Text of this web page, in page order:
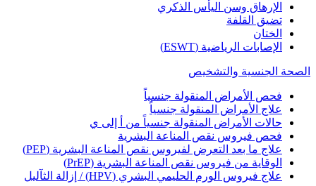
الإرهاق وسن اليأس الذكري
تضيق القلفة
الختان
الإصابات الرياضية (ESWT)
الصحة الجنسية والتشخيص
فحص الأمراض المنقولة جنسياً
علاج الأمراض المنقولة جنسياً
حالات الأمراض المنقولة جنسياً من أ إلى ي
فحص فيروس نقص المناعة البشرية
علاج ما بعد التعرض لفيروس نقص المناعة البشرية (PEP)
الوقاية من فيروس نقص المناعة البشرية (PrEP)
علاج فيروس الورم الحليمي البشري (HPV) / إزالة الثآليل